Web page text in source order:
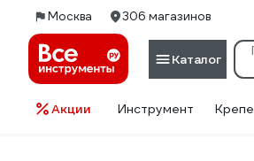
Москва 306 магазинов
Каталог
Акции Инструмент